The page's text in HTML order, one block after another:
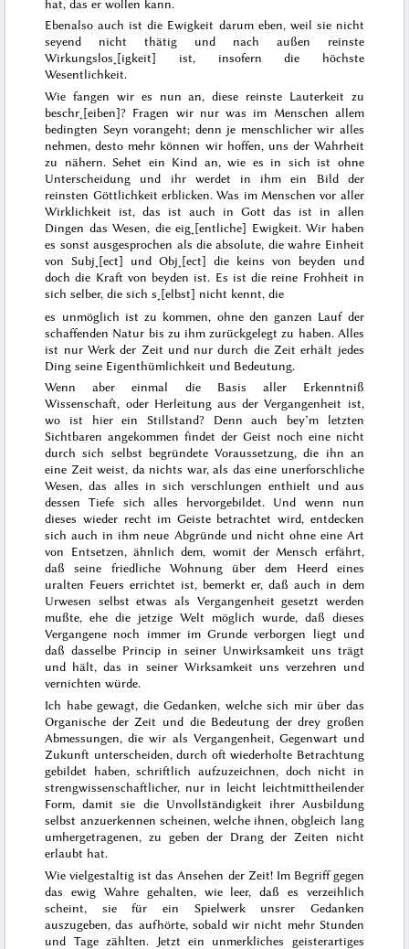
hat, das er wollen kann.
Ebenalso auch ist die Ewigkeit darum eben, weil sie nicht
seyend nicht thätig und nach außen reinste
Wirkungslos˖[igkeit] ist, insofern die höchste
Wesentlichkeit.
Wie fangen wir es nun an, diese reinste Lauterkeit zu
beschr˖[eiben]? Fragen wir nur was im Menschen allem
bedingten Seyn vorangeht; denn je menschlicher wir alles
nehmen, desto mehr können wir hoffen, uns der Wahrheit
zu nähern. Sehet ein Kind an, wie es in sich ist ohne
Unterscheidung und ihr werdet in ihm ein Bild der
reinsten Göttlichkeit erblicken. Was im Menschen vor aller
Wirklichkeit ist, das ist auch in Gott das ist in allen
Dingen das Wesen, die eig˖[entliche] Ewigkeit. Wir haben
es sonst ausgesprochen als die absolute, die wahre Einheit
von Subj˖[ect] und Obj˖[ect] die keins von beyden und
doch die Kraft von beyden ist. Es ist die reine Frohheit in
sich selber, die sich s˖[elbst] nicht kennt, die
es unmöglich ist zu kommen, ohne den ganzen Lauf der
schaffenden Natur bis zu ihm zurückgelegt zu haben. Alles
ist nur Werk der Zeit und nur durch die Zeit erhält jedes
Ding seine Eigenthümlichkeit und Bedeutung.
Wenn aber einmal die Basis aller Erkenntniß
Wissenschaft, oder Herleitung aus der Vergangenheit ist,
wo ist hier ein Stillstand? Denn auch bey’m letzten
Sichtbaren angekommen findet der Geist noch eine nicht
durch sich selbst begründete Voraussetzung, die ihn an
eine Zeit weist, da nichts war, als das eine unerforschliche
Wesen, das alles in sich verschlungen enthielt und aus
dessen Tiefe sich alles hervorgebildet. Und wenn nun
dieses wieder recht im Geiste betrachtet wird, entdecken
sich auch in ihm neue Abgründe und nicht ohne eine Art
von Entsetzen, ähnlich dem, womit der Mensch erfährt,
daß seine friedliche Wohnung über dem Heerd eines
uralten Feuers errichtet ist, bemerkt er, daß auch in dem
Urwesen selbst etwas als Vergangenheit gesetzt werden
mußte, ehe die jetzige Welt möglich wurde, daß dieses
Vergangene noch immer im Grunde verborgen liegt und
daß dasselbe Princip in seiner Unwirksamkeit uns trägt
und hält, das in seiner Wirksamkeit uns verzehren und
vernichten würde.
Ich habe gewagt, die Gedanken, welche sich mir über das
Organische der Zeit und die Bedeutung der drey großen
Abmessungen, die wir als Vergangenheit, Gegenwart und
Zukunft unterscheiden, durch oft wiederholte Betrachtung
gebildet haben, schriftlich aufzuzeichnen, doch nicht in
strengwissenschaftlicher, nur in leicht leichtmittheilender
Form, damit sie die Unvollständigkeit ihrer Ausbildung
selbst anzuerkennen scheinen, welche ihnen, obgleich lang
umhergetragenen, zu geben der Drang der Zeiten nicht
erlaubt hat.
Wie vielgestaltig ist das Ansehen der Zeit! Im Begriff gegen
das ewig Wahre gehalten, wie leer, daß es verzeihlich
scheint, sie für ein Spielwerk unsrer Gedanken
auszugeben, das aufhörte, sobald wir nicht mehr Stunden
und Tage zählten. Jetzt ein unmerkliches geisterartiges